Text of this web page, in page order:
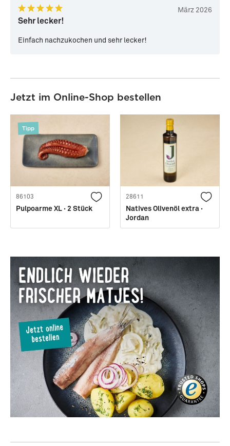
März 2026
Sehr lecker!
Einfach nachzukochen und sehr lecker!
Jetzt im Online-Shop bestellen
Tipp
86103
Pulpoarme XL · 2 Stück
28611
Natives Olivenöl extra ·
Jordan